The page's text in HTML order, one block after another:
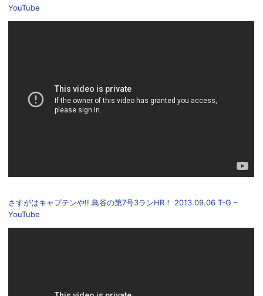
YouTube
さすがはキャプテンや!! 鳥谷の第7号3ランHR！ 2013.09.06 T-G –
YouTube